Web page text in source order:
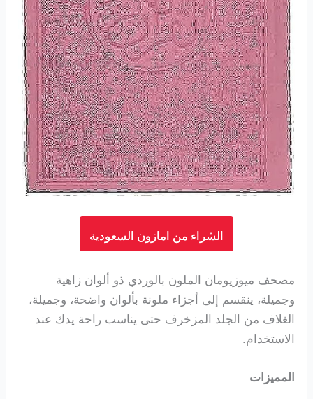
الشراء من امازون السعودية
مصحف ميوزيومان الملون بالوردي ذو ألوان زاهية
وجميلة، ينقسم إلى أجزاء ملونة بألوان واضحة، وجميلة،
الغلاف من الجلد المزخرف حتى يناسب راحة يدك عند
الاستخدام.
المميزات